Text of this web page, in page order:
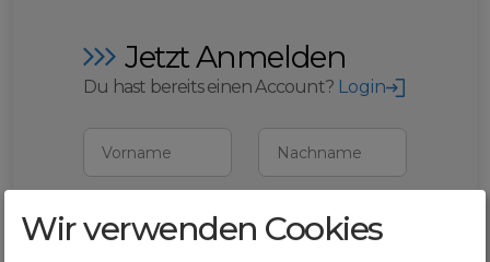
Jetzt Anmelden
Du hast bereits einen Account? Login
Vorname Nachname
E-Mail
Wir verwenden Cookies